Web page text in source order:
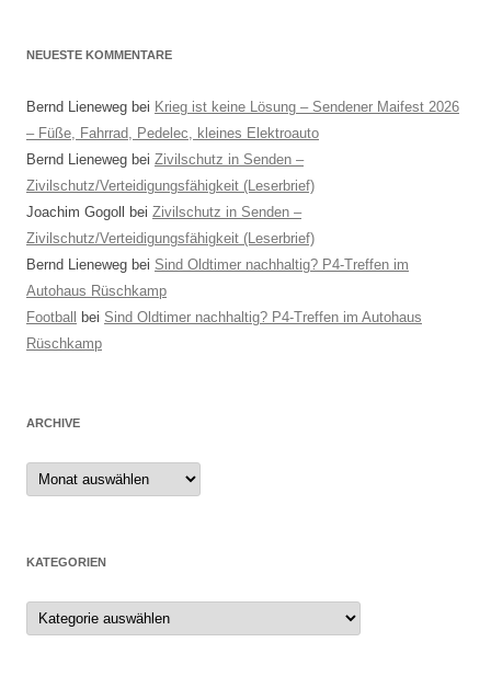
NEUESTE KOMMENTARE
Bernd Lieneweg bei Krieg ist keine Lösung – Sendener Maifest 2026
– Füße, Fahrrad, Pedelec, kleines Elektroauto
Bernd Lieneweg bei Zivilschutz in Senden –
Zivilschutz/Verteidigungsfähigkeit (Leserbrief)
Joachim Gogoll
bei Zivilschutz in Senden –
Zivilschutz/Verteidigungsfähigkeit (Leserbrief)
Bernd Lieneweg bei Sind Oldtimer nachhaltig? P4-Treffen im
Autohaus Rüschkamp
Football
bei Sind Oldtimer nachhaltig? P4-Treffen im Autohaus
Rüschkamp
ARCHIVE
Archive
KATEGORIEN
Kategorien